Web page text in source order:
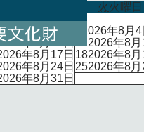
火 火曜日
年8月3日 2026年8月4
年8月10日 2026年8月
年8月17日 182026年8月
年8月24日 252026年8月
年8月31日